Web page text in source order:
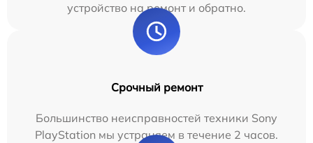
устройство на ремонт и обратно.
Срочный ремонт
Большинство неисправностей техники Sony
PlayStation мы устраняем в течение 2 часов.